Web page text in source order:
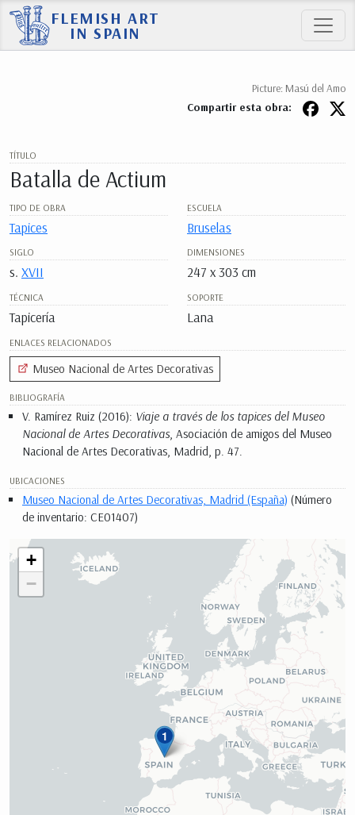
FLEMISH ART
IN SPAIN
TÍTULO
Batalla de Actium
TIPO DE OBRA
Tapices
ESCUELA
Bruselas
SIGLO
s. XVII
DIMENSIONES
247 x 303 cm
TÉCNICA
Tapicería
SOPORTE
Lana
ENLACES RELACIONADOS
Museo Nacional de Artes Decorativas
BIBLIOGRAFÍA
V. Ramírez Ruiz (2016): Viaje a través de los tapices del Museo
Nacional de Artes Decorativas, Asociación de amigos del Museo
Nacional de Artes Decorativas, Madrid, p. 47.
UBICACIONES
Museo Nacional de Artes Decorativas, Madrid (España) (Número
de inventario: CE01407)
1
+
−
Picture: Masú del Amo
Compartir esta obra: